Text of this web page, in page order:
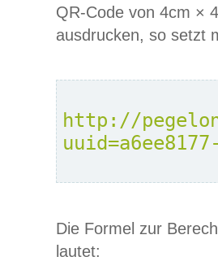
QR-Code von 4cm ×
ausdrucken, so setzt
http://
Die Formel zur
lautet: